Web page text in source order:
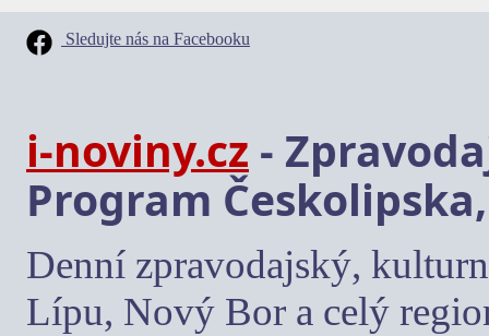
Sledujte nás na Facebooku
i-noviny.cz -
Program
Denní zpravodajský,
Lípu, Nový Bor a celý